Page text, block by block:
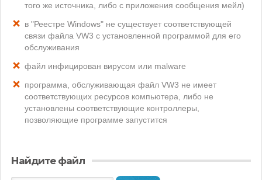
того же источника, либо с приложения сообщения мейл)
в "Реестре Windows" не существует соответствующей
связи файла VW3 с установленной программой для его
обслуживания
файл инфицирован вирусом или malware
программа, обслуживающая файл VW3 не имеет
соответствующих ресурсов компьютера, либо не
установлены соответствующие контроллеры,
позволяющие программе запустится
Найдите файл